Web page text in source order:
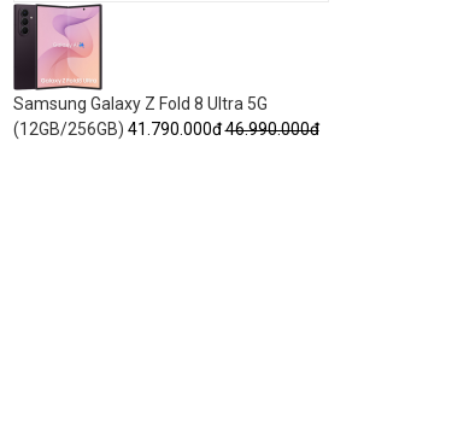
Samsung Galaxy Z Fold 8 Ultra 5G
(12GB/256GB) 41.790.000đ46.990.000đ